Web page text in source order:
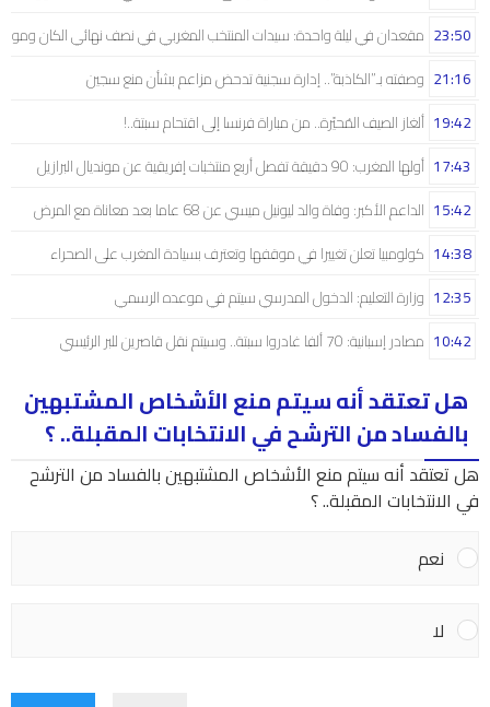
مقعدان في ليلة واحدة: سيدات المنتخب المغربي في نصف نهائي الكان 23:50
وصفته بـ”الكاذبة”.. إدارة سجنية تدحض مزاعم بشأن منع سجين 21:16
ألغاز الصيف المُحيّرة.. من مباراة فرنسا إلى اقتحام سبتة..! 19:42
أولها المغرب: 90 دقيقة تفصل أربع منتخبات إفريقية عن مونديال البرازيل 17:43
الداعم الأكبر: وفاة والد ليونيل ميسي عن 68 عاما بعد معاناة مع المرض 15:42
كولومبيا تعلن تغييرا في موقفها وتعترف بسيادة المغرب على الصحراء 14:38
وزارة التعليم: الدخول المدرسي سیتم في موعده الرسمي 12:35
مصادر إسبانية: 70 ألفا غادروا سبتة.. وسيتم نقل قاصرين للبر الرئيسي 10:42
هل تعتقد أنه سيتم منع الأشخاص المشتبهين
بالفساد من الترشح في الانتخابات المقبلة.. ؟
هل تعتقد أنه سيتم منع الأشخاص المشتبهين بالفساد من الترشح
في الانتخابات المقبلة.. ؟
نعم
لا